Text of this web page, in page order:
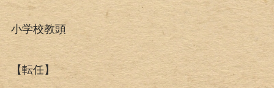
小学校教頭
【転任】